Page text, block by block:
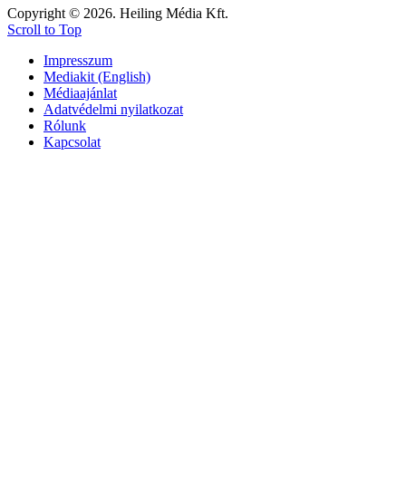
Copyright © 2026. Heiling Média Kft.
Scroll to Top
Impresszum
Mediakit (English)
Médiaajánlat
Adatvédelmi nyilatkozat
Rólunk
Kapcsolat